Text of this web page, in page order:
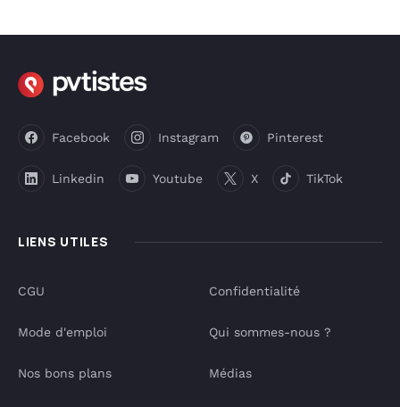
LIENS UTILES
Facebook Instagram Pinterest
Linkedin Youtube X TikTok
CGU
Mode d'emploi
Nos bons plans
Confidentialité
Qui sommes-nous ?
Médias